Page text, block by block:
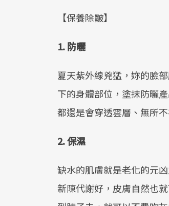
【保養除皺】
1. 防曬
夏天紫外線兇猛，妳的臉
下的身體部位，塗抹防曬
都還是會穿透雲層、無所
2. 保濕
缺水的肌膚就是老化的元
新陳代謝好，皮膚自然也